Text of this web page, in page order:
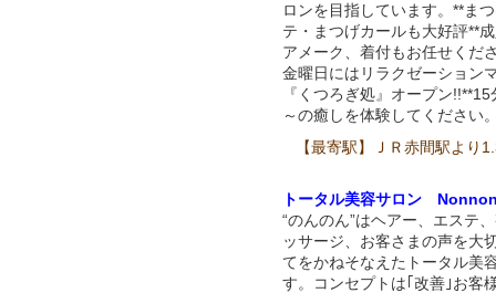
ロンを目指しています。**ま
テ・まつげカールも大好評**
アメーク、着付もお任せくだ
金曜日にはリラクゼーション
『くつろぎ処』オープン
～の癒しを体験してください
【最寄駅】ＪＲ赤間駅より
トータル美容サロン
“のんのん”はヘアー、エステ
ッサージ、お客さまの声を大
てをかねそなえたトータル美
す。コンセプトは｢改善｣お客